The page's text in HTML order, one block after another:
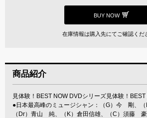
BUY NOW
在庫情報は購入先にてご確認くだ
商品紹介
見体験！BEST NOW DVDシリーズ見体験！BEST
●日本最高峰のミュージシャン：（G）今 剛、（
（Dr）青山 純、（K）倉田信雄、（C）須藤